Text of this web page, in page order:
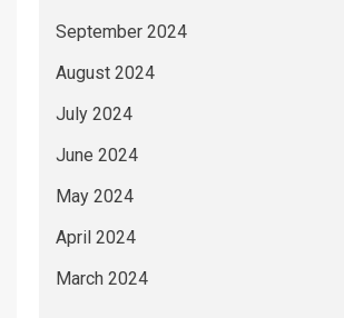
September 2024
August 2024
July 2024
June 2024
May 2024
April 2024
March 2024